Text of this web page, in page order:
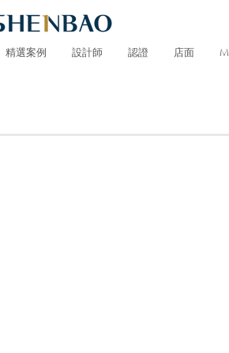
精選案例 設計師 認證 店面